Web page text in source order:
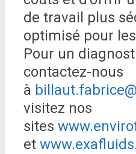
de travail plus
optimisé pour
Pour un
contactez-nous
à
visitez nos
sites
et